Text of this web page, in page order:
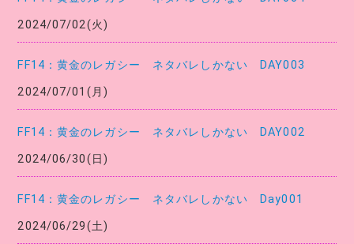
2024/07/02(火)
FF14：黄金のレガシー ネタバレしかない DAY003
2024/07/01(月)
FF14：黄金のレガシー ネタバレしかない DAY002
2024/06/30(日)
FF14：黄金のレガシー ネタバレしかない Day001
2024/06/29(土)